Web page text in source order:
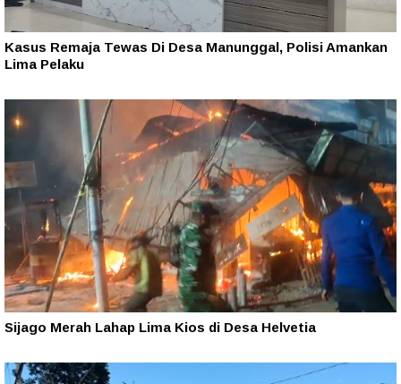
Kasus Remaja Tewas Di Desa Manunggal, Polisi Amankan
Lima Pelaku
Sijago Merah Lahap Lima Kios di Desa Helvetia